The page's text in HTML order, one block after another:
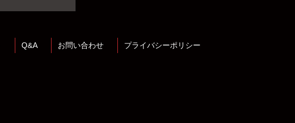
Q&A お問い合わせ プライバシーポリシー